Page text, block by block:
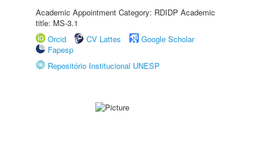
Academic Appointment Category: RDIDP Academic
title: MS-3.1
Orcid
CV Lattes
Google Scholar
Fapesp
Repositório Institucional UNESP